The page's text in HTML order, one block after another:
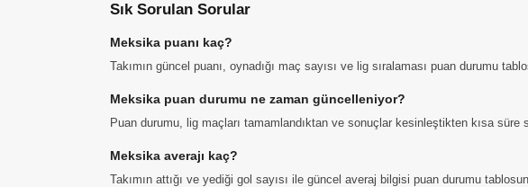
Sık Sorulan Sorular
Meksika puanı kaç?
Takımın güncel puanı, oynadığı maç sayısı ve lig sıralaması puan durumu
Meksika puan durumu ne zaman güncelleniyor?
Puan durumu, lig maçları tamamlandıktan ve sonuçlar kesinleştikten kısa süre
Meksika averajı kaç?
Takımın attığı ve yediği gol sayısı ile güncel averaj bilgisi puan durumu